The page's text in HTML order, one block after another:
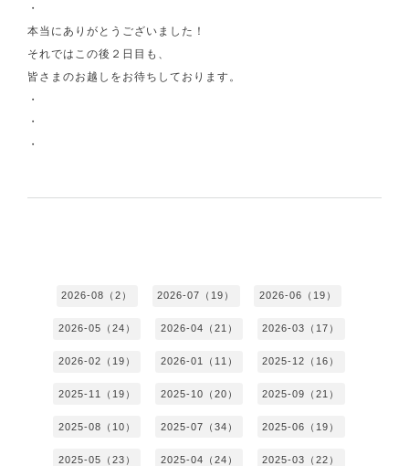
・
本当にありがとうございました！
それではこの後２日目も、
皆さまのお越しをお待ちしております。
・
・
・
2026-08（2） 2026-07（19） 2026-06（19）
2026-05（24） 2026-04（21） 2026-03（17）
2026-02（19） 2026-01（11） 2025-12（16）
2025-11（19） 2025-10（20） 2025-09（21）
2025-08（10） 2025-07（34） 2025-06（19）
2025-05（23） 2025-04（24） 2025-03（22）